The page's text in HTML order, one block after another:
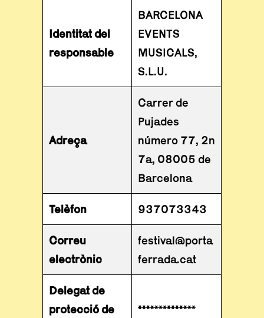
Identitat del
responsable
BARCELONA
EVENTS
MUSICALS,
S.L.U.
Adreça
Carrer de
Pujades
número 77, 2n
7a, 08005 de
Barcelona
Telèfon 937073343
Correu
electrònic
festival@porta
ferrada.cat
Delegat de
protecció de
**************